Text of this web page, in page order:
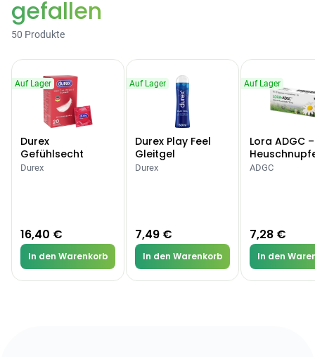
gefallen
50 Produkte
Auf Lager
Durex
Gefühlsecht
Classic Kondome
Durex
16,40 €
In den Warenkorb
Auf Lager
Durex Play Feel
Gleitgel
Durex
7,49 €
In den Warenkorb
Auf Lager
Lora ADGC
Allergien
ADGC
7,28 €
In den